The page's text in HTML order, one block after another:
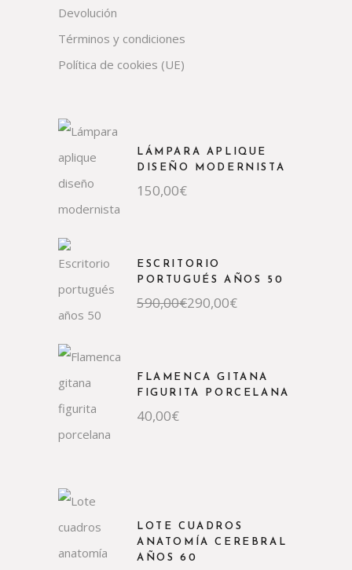
Devolución
Términos y condiciones
Política de cookies (UE)
LÁMPARA APLIQUE
DISEÑO MODERNISTA
150,00€
ESCRITORIO
PORTUGUÉS AÑOS 50
590,00€
El
precio
290,00€
El
precio
FLAMENCA GITANA
FIGURITA PORCELANA
40,00€
LOTE CUADROS
ANATOMÍA CEREBRAL
AÑOS 60